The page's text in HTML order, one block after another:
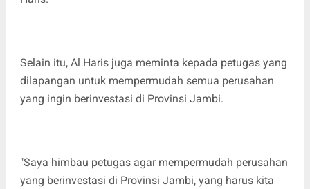
Selain itu, Al Haris juga meminta kepada petugas yang
dilapangan untuk mempermudah semua perusahan
yang ingin berinvestasi di Provinsi Jambi.
"Saya himbau petugas agar mempermudah perusahan
yang berinvestasi di Provinsi Jambi, yang harus kita